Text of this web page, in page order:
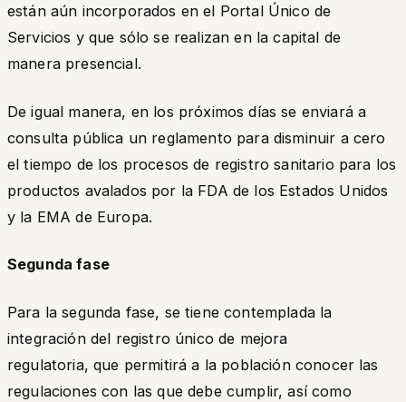
están aún incorporados en el Portal Único de
Servicios y que sólo se realizan en la capital de
manera presencial.
De igual manera, en los próximos días se enviará a
consulta pública un reglamento para disminuir a cero
el tiempo de los procesos de registro sanitario para los
productos avalados por la FDA de los Estados Unidos
y la EMA de Europa.
Segunda fase
Para la segunda fase, se tiene contemplada la
integración del registro único de mejora
regulatoria, que permitirá a la población conocer las
regulaciones con las que debe cumplir, así como